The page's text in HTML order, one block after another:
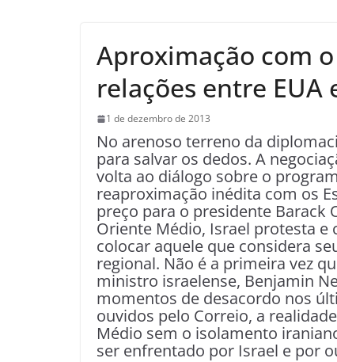
Aproximação com
relações entre EUA
1 de dezembro de 2013
No arenoso terreno da
para salvar os dedos. A
volta ao diálogo sobre o
reaproximação inédita com os
preço para o presidente Barack
Oriente Médio, Israel protesta e
colocar aquele que considera
regional. Não é a primeira vez
ministro israelense, Benjamin
momentos de desacordo nos
ouvidos pelo Correio, a
Médio sem o isolamento
ser enfrentado por Israel e por